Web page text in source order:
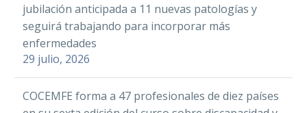
actividades llevadas a
cabo por la
Confederación
Española de…
con
enfermedades
Facebook
Twitter
LinkedIn
WhatsApp
EmailCompartir
Facebook
Twitter
LinkedIn
WhatsApp
EmailCompartir
Miembros de la junta directiva y
del equipo técnico de COCEMFE
Alicante, participaron en un ciclo
jubilación anticipada a 11 nuevas patologías y
seguirá trabajando para incorporar más
enfermedades
29 julio, 2026
COCEMFE forma a 47 profesionales de diez países